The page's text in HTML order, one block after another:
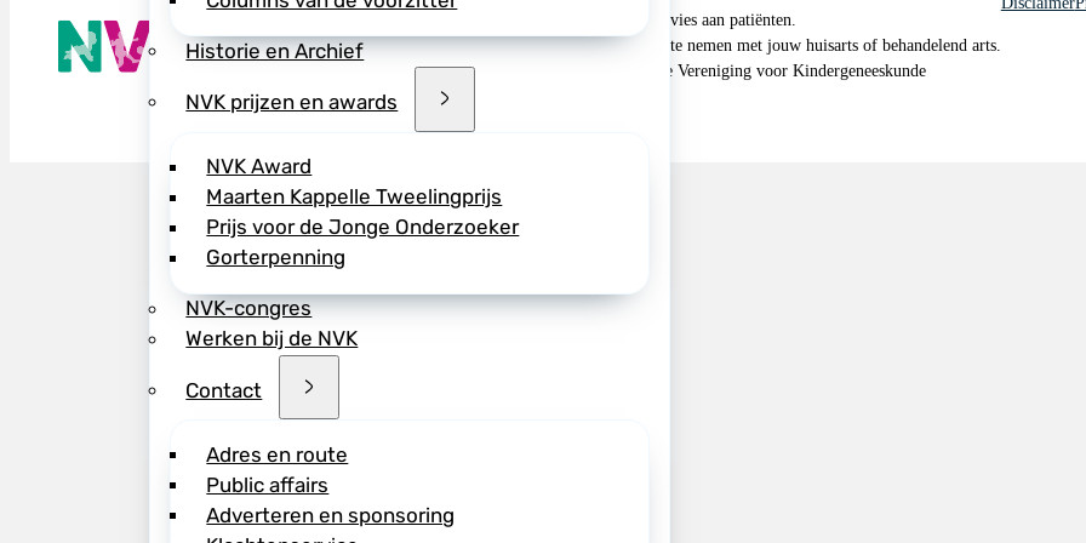
Historie en Archief
NVK prijzen en awards
NVK Award
Maarten Kappelle Tweelingprijs
Prijs voor de Jonge Onderzoeker
Gorterpenning
NVK-congres
Werken bij de NVK
Contact
Adres en route
Public affairs
Adverteren en sponsoring
De NVK geeft geen medisch advies aan patiënten.
Wij adviseren je om contact op te nemen met jouw huisarts of behandelend arts.
Copyright © 2026, Nederlandse Vereniging voor Kindergeneeskunde